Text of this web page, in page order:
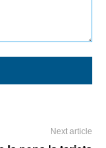
Next article